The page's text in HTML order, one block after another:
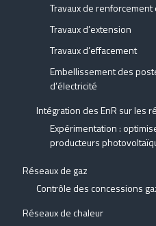
Travaux de
Travaux d’extension
Travaux d’effacement
Embellissement des
d’électricité
Intégration des EnR sur les
Expérimentation :
producteurs
Réseaux de gaz
Contrôle des concessions
Réseaux de chaleur